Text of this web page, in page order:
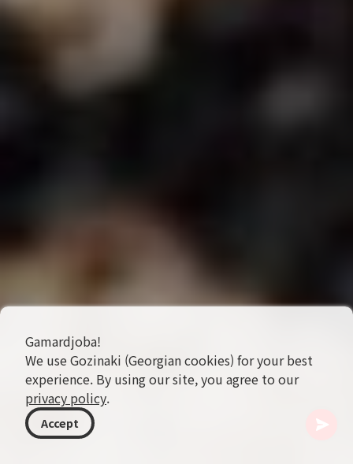
Gamardjoba!
We use Gozinaki (Georgian cookies) for your best
experience. By using our site, you agree to our
privacy policy.
Accept